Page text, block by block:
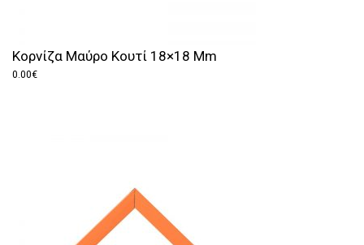
Κορνίζα Μαύρο Κουτί 18×18 Mm
0.00€